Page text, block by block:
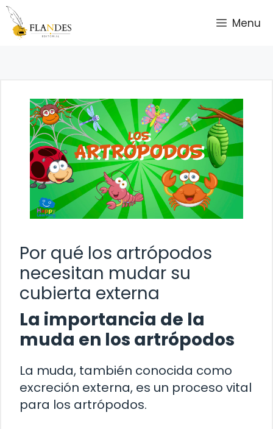
Saltar
contenido
Menu
Por qué los artrópodos
necesitan mudar su
cubierta externa
La importancia de la
muda en los artrópodos
La muda, también conocida como
excreción externa, es un proceso vital
para los artrópodos.